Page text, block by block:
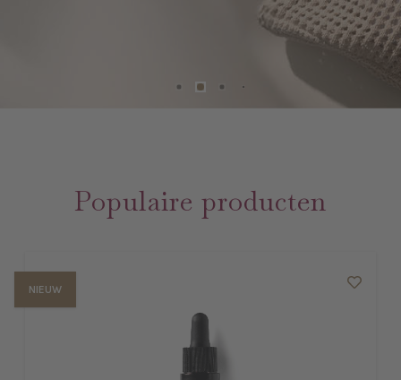
Populaire producten
NIEUW